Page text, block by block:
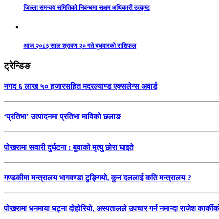
जिल्ला समन्वय समितिको निवन्धमा सक्षम अधिकारी उत्कृष्ट
आज २०८३ साल श्रावण २० गते बुधवारको राशिफल
ट्रेन्डिङ
नगद ६ लाख ५० हजारसहित मदरल्याण्ड एक्सलेन्स अवार्ड
‘प्रतिभा’ उत्पादनमा प्रतिभा माविको छलाङ
पोखरामा सवारी दुर्घटना : बुवाको मृत्यु छोरा घाइते
गण्डकीमा मन्त्रालय भागवण्डा टुङ्गियो, कुन दललाई कति मन्त्रालय ?
पोखरामा धनमाया घट्ना दोहोरियो, अस्पतालले उपचार गर्न नमान्दा राजेश